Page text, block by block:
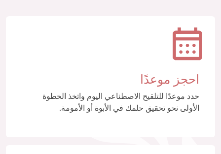
احجز موعدًا
حدد موعدًا للتلقيح الاصطناعي اليوم واتخذ الخطوة
الأولى نحو تحقيق حلمك في الأبوة أو الأمومة.